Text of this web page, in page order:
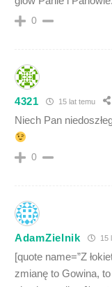
0
4321 15 lat temu
Niech Pan
0
AdamZielnik 15
[quote name=”Z
zmianę to Gowina,